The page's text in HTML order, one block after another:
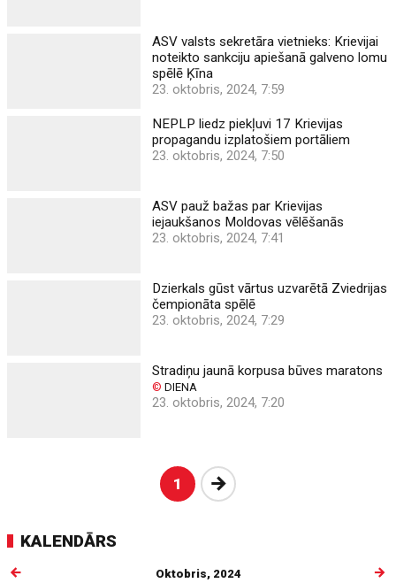
ASV valsts sekretāra vietnieks: Krievijai
noteikto sankciju apiešanā galveno lomu
spēlē Ķīna
23. oktobris, 2024, 7:59
NEPLP liedz piekļuvi 17 Krievijas
propagandu izplatošiem portāliem
23. oktobris, 2024, 7:50
ASV pauž bažas par Krievijas
iejaukšanos Moldovas vēlēšanās
23. oktobris, 2024, 7:41
Dzierkals gūst vārtus uzvarētā Zviedrijas
čempionāta spēlē
23. oktobris, 2024, 7:29
Stradiņu jaunā korpusa būves maratons
© DIENA
23. oktobris, 2024, 7:20
1 Nākošā
KALENDĀRS
Oktobris, 2024